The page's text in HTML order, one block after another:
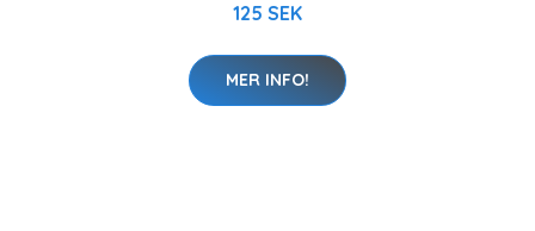
125 SEK
MER INFO!